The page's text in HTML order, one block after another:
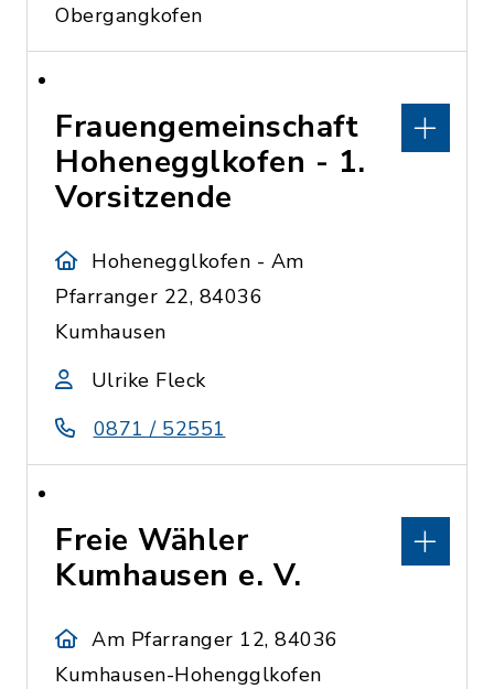
Obergangkofen
Frauengemeinschaft
Hohenegglkofen - 1.
Vorsitzende
Hohenegglkofen - Am
Pfarranger 22, 84036
Kumhausen
Ulrike Fleck
0871 / 52551
Freie Wähler
Kumhausen e. V.
Am Pfarranger 12, 84036
Kumhausen-Hohengglkofen